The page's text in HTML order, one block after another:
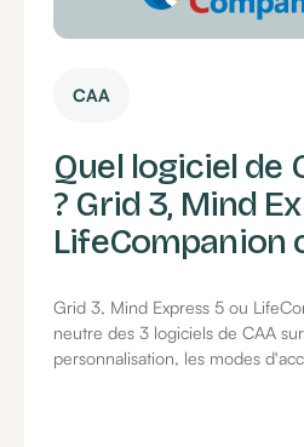
CAA
Quel logiciel de
? Grid 3, Mind
LifeCompanion
Grid 3, Mind Express 5 ou
neutre des 3 logiciels de CAA
personnalisation, les modes